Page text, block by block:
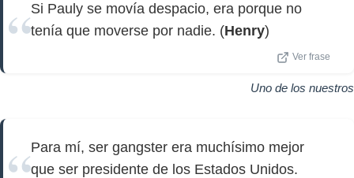
Si Pauly se movía despacio, era porque no
tenía que moverse por nadie. (Henry)
Ver frase
Uno de los nuestros
Para mí, ser gangster era muchísimo mejor
que ser presidente de los Estados Unidos.